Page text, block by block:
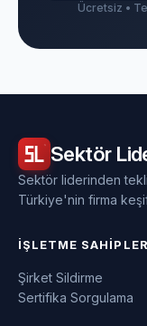
Ücretsiz •
Sektör
Sektör liderinden
Türkiye'nin firma
İŞLETME
Şirket Sildirme
Sertifika Sorgulama